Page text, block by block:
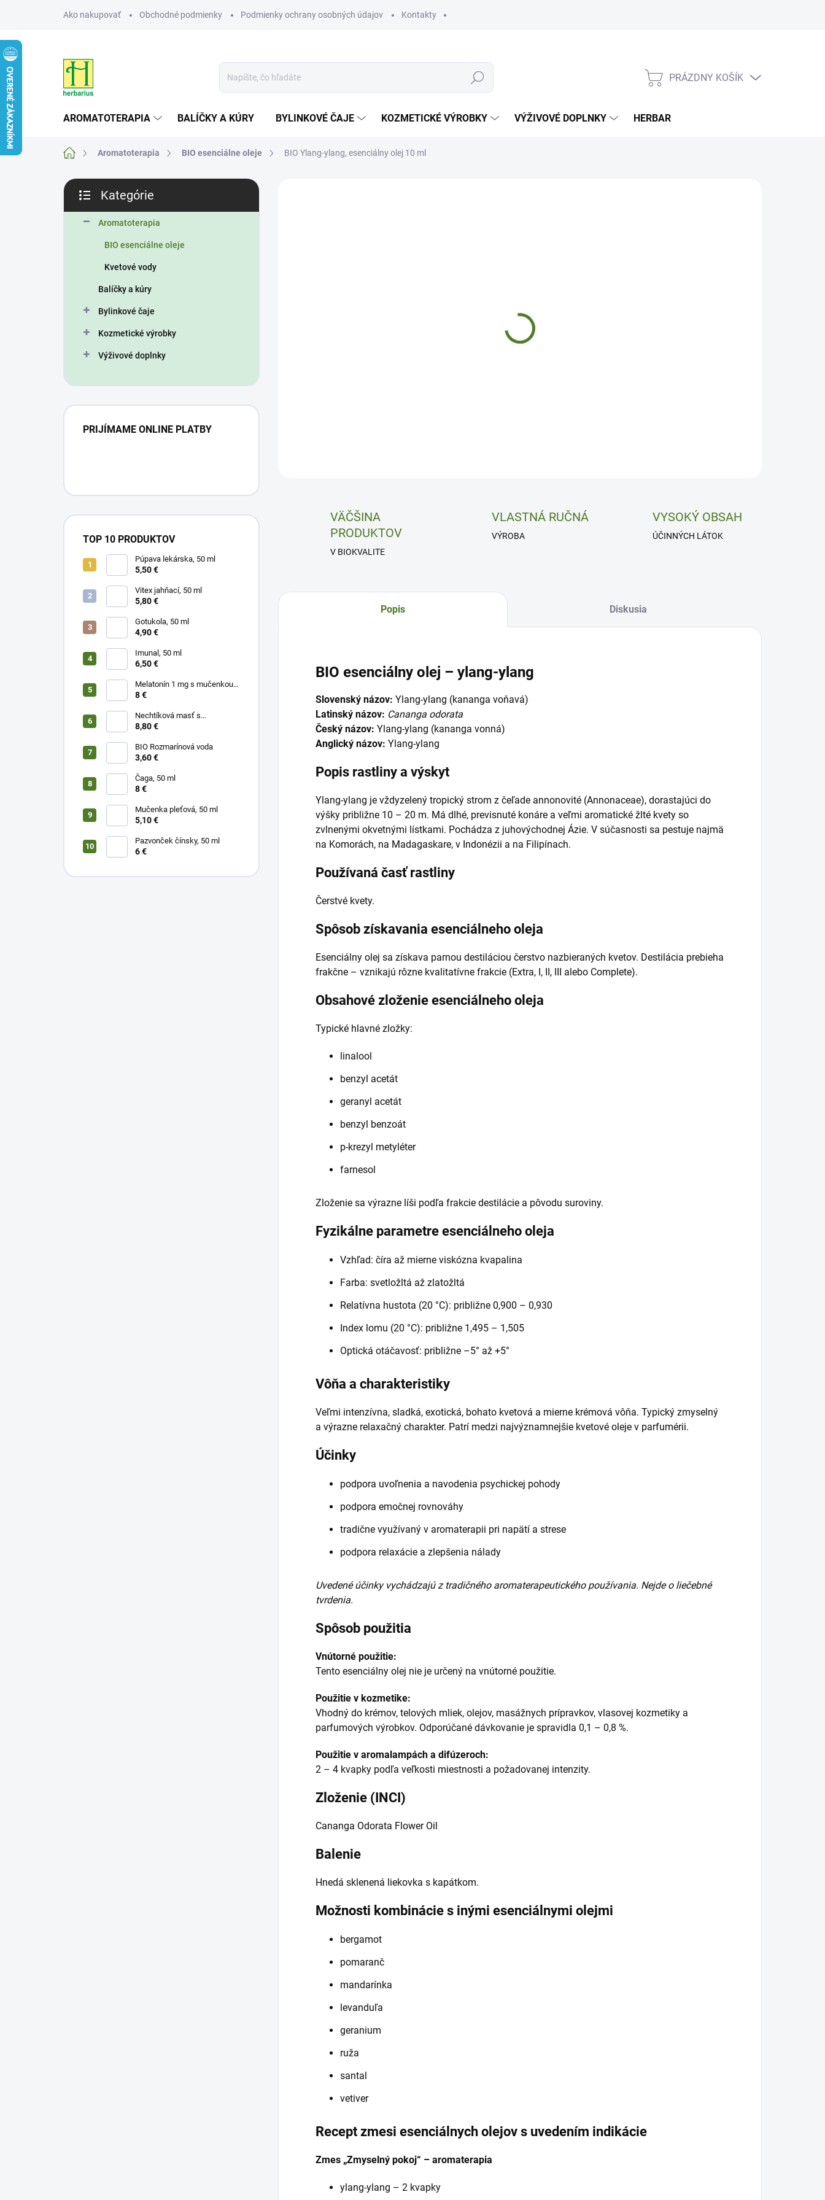
Ako nakupovať Obchodné podmienky Podmienky ochrany osobných údajov Kontakty
Hľadať
NÁKUPNÝ
PRÁZDNY KOŠÍK
AROMATOTERAPIA BALÍČKY A KÚRY BYLINKOVÉ ČAJE KOZMETICKÉ VÝROBKY VÝŽIVOVÉ DOPLNKY HERBAR
DomovAromatoterapia BIO esenciálne oleje BIO Ylang-ylang, esenciálny olej 10 ml
B
č
kategórie
Kategórie
Aromatoterapia
BIO esenciálne oleje
Kvetové vody
Balíčky a kúry
Bylinkové čaje
Kozmetické výrobky
Výživové doplnky
PRIJÍMAME ONLINE PLATBY
TOP 10 PRODUKTOV
Púpava lekárska, 50 ml
5,50 €
Vitex jahňací, 50 ml
5,80 €
Gotukola, 50 ml
4,90 €
Imunal, 50 ml
6,50 €
Melatonín 1 mg s mučenkou,
30 g
8 €
Nechtíková masť s
rumančekom a kurkumou
8,80 €
BIO Rozmarínová voda
3,60 €
Čaga, 50 ml
8 €
Mučenka pleťová, 50 ml
5,10 €
Pazvonček čínsky, 50 ml
6 €
Afrodiziakálne, relaxačné a toniuijúce.
VÄČŠINA
PRODUKTOV
V BIOKVALITE
VLASTNÁ RUČNÁ
VÝROBA
VYSOKÝ OBSAH
ÚČINNÝCH LÁTOK
Popis Diskusia
BIO esenciálny olej – ylang-ylang
Slovenský názov: Ylang-ylang (kananga voňavá)
Latinský názov: Cananga odorata
Český názov: Ylang-ylang (kananga vonná)
Anglický názov: Ylang-ylang
Popis rastliny a výskyt
Ylang-ylang je vždyzelený tropický strom z čeľade annonovité (Annonaceae), dorastajúci do
výšky približne 10 – 20 m. Má dlhé, previsnuté konáre a veľmi aromatické žlté kvety so
zvlnenými okvetnými lístkami. Pochádza z juhovýchodnej Ázie. V súčasnosti sa pestuje najmä
na Komorách, na Madagaskare, v Indonézii a na Filipínach.
Používaná časť rastliny
Čerstvé kvety.
Spôsob získavania esenciálneho oleja
Esenciálny olej sa získava parnou destiláciou čerstvo nazbieraných kvetov. Destilácia prebieha
frakčne – vznikajú rôzne kvalitatívne frakcie (Extra, I, II, III alebo Complete).
Obsahové zloženie esenciálneho oleja
Typické hlavné zložky:
linalool
benzyl acetát
geranyl acetát
benzyl benzoát
p-krezyl metyléter
farnesol
Zloženie sa výrazne líši podľa frakcie destilácie a pôvodu suroviny.
Fyzikálne parametre esenciálneho oleja
Vzhľad: číra až mierne viskózna kvapalina
Farba: svetložltá až zlatožltá
Relatívna hustota (20 °C): približne 0,900 – 0,930
Index lomu (20 °C): približne 1,495 – 1,505
Optická otáčavosť: približne –5° až +5°
Vôňa a charakteristiky
Veľmi intenzívna, sladká, exotická, bohato kvetová a mierne krémová vôňa. Typický zmyselný
a výrazne relaxačný charakter. Patrí medzi najvýznamnejšie kvetové oleje v parfumérii.
Účinky
podpora uvoľnenia a navodenia psychickej pohody
podpora emočnej rovnováhy
tradične využívaný v aromaterapii pri napätí a strese
podpora relaxácie a zlepšenia nálady
Uvedené účinky vychádzajú z tradičného aromaterapeutického používania. Nejde o liečebné
tvrdenia.
Spôsob použitia
Vnútorné použitie:
Tento esenciálny olej nie je určený na vnútorné použitie.
Použitie v kozmetike:
Vhodný do krémov, telových mliek, olejov, masážnych prípravkov, vlasovej kozmetiky a
parfumových výrobkov. Odporúčané dávkovanie je spravidla 0,1 – 0,8 %.
Použitie v aromalampách a difúzeroch:
2 – 4 kvapky podľa veľkosti miestnosti a požadovanej intenzity.
Zloženie (INCI)
Cananga Odorata Flower Oil
Balenie
Hnedá sklenená liekovka s kapátkom.
Možnosti kombinácie s inými esenciálnymi olejmi
bergamot
pomaranč
mandarínka
levanduľa
geranium
ruža
santal
vetiver
Recept zmesi esenciálnych olejov s uvedením indikácie
Zmes „Zmyselný pokoj“ – aromaterapia
ylang-ylang – 2 kvapky